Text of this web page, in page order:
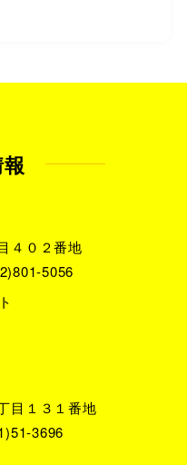
４０２番地
5056
目１３１番地
3696